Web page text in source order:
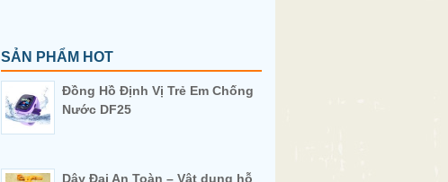
SẢN PHẨM HOT
Đồng Hồ Định Vị Trẻ Em Chống
Nước DF25
Dây Đai An Toàn – Vật dụng hỗ